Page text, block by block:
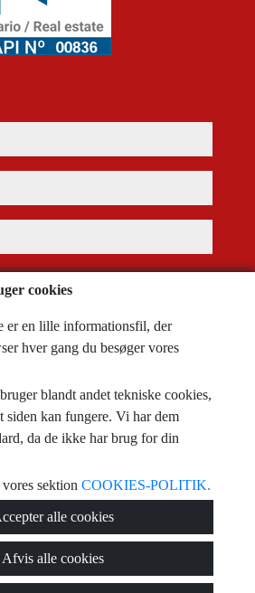
privat politik
Send
cookies
er en lille informationsfil, der
hver gang du besøger vores
blandt andet tekniske cookies,
siden kan fungere. Vi har dem
da de ikke har brug for din
sektion COOKIES-POLITIK.
alle cookies
Afvis alle cookies